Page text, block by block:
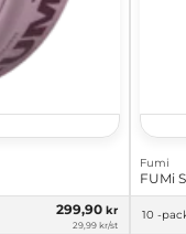
299,90 kr
29,99 kr/st
Fumi
FUMi
10 -